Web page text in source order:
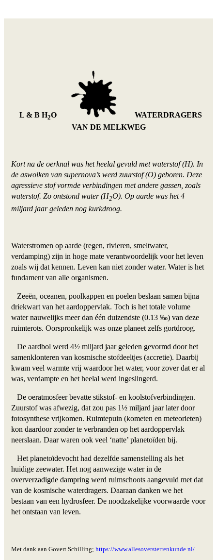
L & B H2O
WATERDRAGERS
VAN DE MELKWEG
Kort na de oerknal was het heelal gevuld met waterstof (H). In
de aswolken van supernova’s werd zuurstof (O) geboren. Deze
agressieve stof vormde verbindingen met andere gassen, zoals
waterstof. Zo ontstond water (H2O). Op aarde was het 4
miljard jaar geleden nog kurkdroog.
Waterstromen op aarde (regen, rivieren, smeltwater,
verdamping) zijn in hoge mate verantwoordelijk voor het leven
zoals wij dat kennen. Leven kan niet zonder water. Water is het
fundament van alle organismen.
Zeeën, oceanen, poolkappen en poelen beslaan samen bijna
driekwart van het aardoppervlak. Toch is het totale volume
water nauwelijks meer dan één duizendste (0.13 ‰) van deze
ruimterots. Oorspronkelijk was onze planeet zelfs gortdroog.
De aardbol werd 4½ miljard jaar geleden gevormd door het
samenklonteren van kosmische stofdeeltjes (accretie). Daarbij
kwam veel warmte vrij waardoor het water, voor zover dat er al
was, verdampte en het heelal werd ingeslingerd.
De oeratmosfeer bevatte stikstof- en koolstofverbindingen.
Zuurstof was afwezig, dat zou pas 1½ miljard jaar later door
fotosynthese vrijkomen. Ruimtepuin (kometen en meteorieten)
kon daardoor zonder te verbranden op het aardoppervlak
neerslaan. Daar waren ook veel ‘natte’ planetoïden bij.
Het planetoïdevocht had dezelfde samenstelling als het
huidige zeewater. Het nog aanwezige water in de
oververzadigde dampring werd ruimschoots aangevuld met dat
van de kosmische waterdragers. Daaraan danken we het
bestaan van een hydrosfeer. De noodzakelijke voorwaarde voor
het ontstaan van leven.
Met dank aan Govert Schilling; https://www.allesoversterrenkunde.nl/